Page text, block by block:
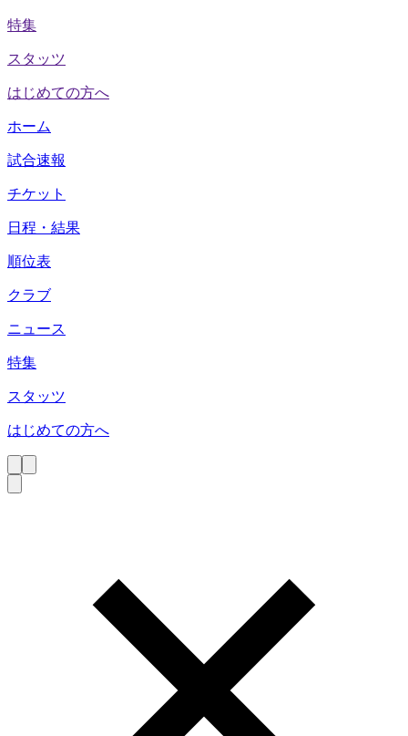
特集
スタッツ
はじめての方へ
ホーム
試合速報
チケット
日程・結果
順位表
クラブ
ニュース
特集
スタッツ
はじめての方へ